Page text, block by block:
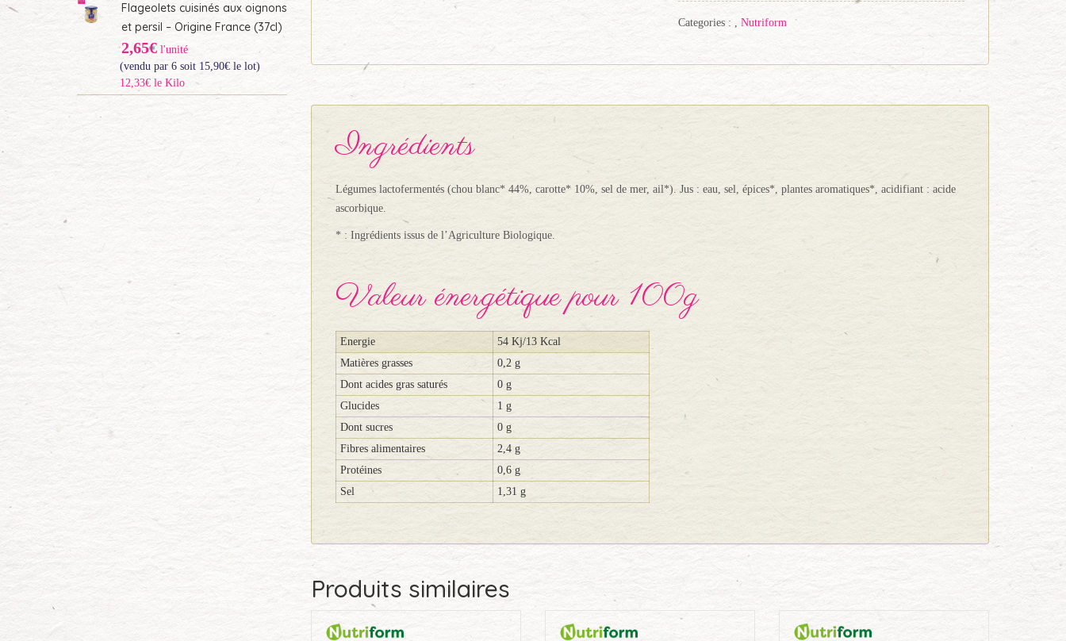
Flageolets cuisinés aux oignons
et persil – Origine France (37cl)
2,65€ l'unité
(vendu par 6 soit 15,90€ le lot)
12,33€ le Kilo
Categories : Nutriform
Ingrédients
Légumes lactofermentés (chou blanc* 44%, carotte* 10%, sel de mer, ail*). Jus : eau, sel, épices*, plantes aromatiques*, acidifiant : acide
ascorbique.
* : Ingrédients issus de l’Agriculture Biologique.
Valeur énergétique pour 100g
Energie
54 Kj/13 Kcal
Matières grasses
0,2 g
Dont acides gras saturés
0 g
Glucides
1 g
Dont sucres
0 g
Fibres alimentaires
2,4 g
Protéines
0,6 g
Sel
1,31 g
Produits similaires